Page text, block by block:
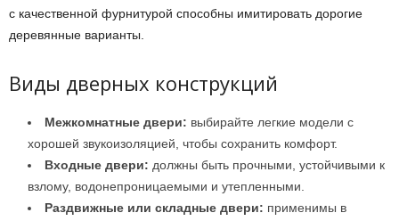
с качественной фурнитурой способны имитировать дорогие
деревянные варианты.
Виды дверных конструкций
Межкомнатные двери: выбирайте легкие модели с
хорошей звукоизоляцией, чтобы сохранить комфорт.
Входные двери: должны быть прочными, устойчивыми к
взлому, водонепроницаемыми и утепленными.
Раздвижные или складные двери: применимы в